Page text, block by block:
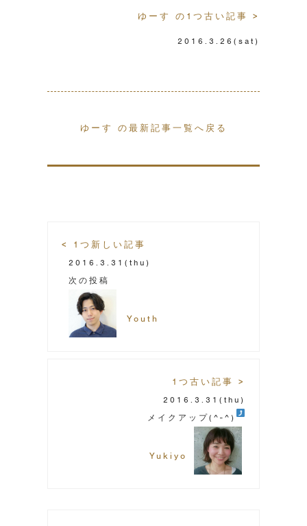
ゆーす の1つ古い記事 >
2016.3.26 (sat)
ゆーす の最新記事一覧へ戻る
< 1つ新しい記事
2016.3.31 (thu)
次の投稿
Youth
1つ古い記事 >
2016.3.31 (thu)
メイクアップ(^-^)
Yukiyo